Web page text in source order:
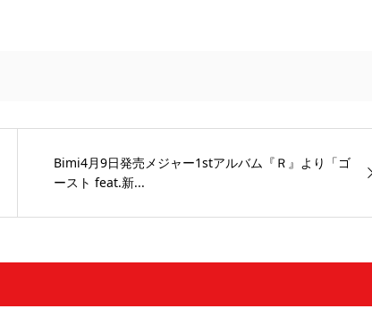
Bimi4月9日発売メジャー1stアルバム『Ｒ』より「ゴ
ースト feat.新...